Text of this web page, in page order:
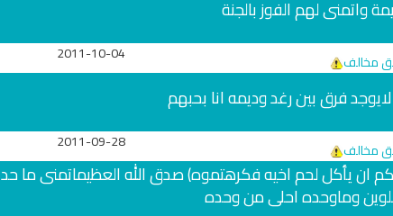
واتمنى لهم الفوز بالجنة
مخالف 2011-10-04
فرق بين رغد وديمه انا بحبهم
مخالف 2011-09-28
ان يأكل لحم اخيه فكرهتموه) صدق الله العظيماتمنى ما حد
وماوحده احلى من وحده